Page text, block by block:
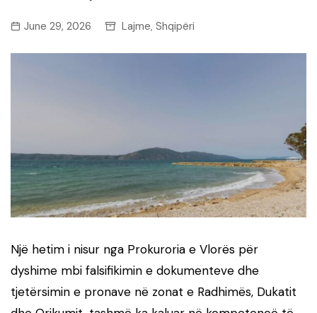
June 29, 2026 Lajme, Shqipëri
Një hetim i nisur nga Prokuroria e Vlorës për
dyshime mbi falsifikimin e dokumenteve dhe
tjetërsimin e pronave në zonat e Radhimës, Dukatit